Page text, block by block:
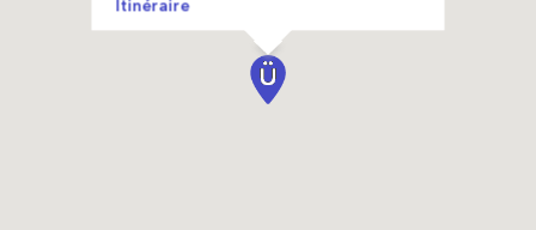
Itinéraire